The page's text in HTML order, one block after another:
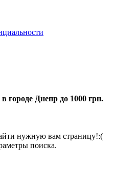
городе Днепр до 1000 грн.
нужную вам страницу!:(
поиска.